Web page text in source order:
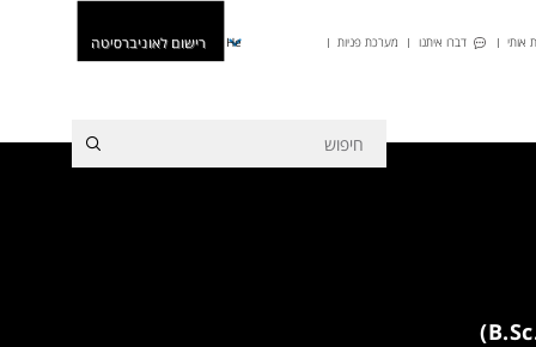
אותי דברו איתנו מערכת פניות He רישום לאוניברסיטה
מפגש היכרות מקוון לתואר ראשון (.B.Sc)